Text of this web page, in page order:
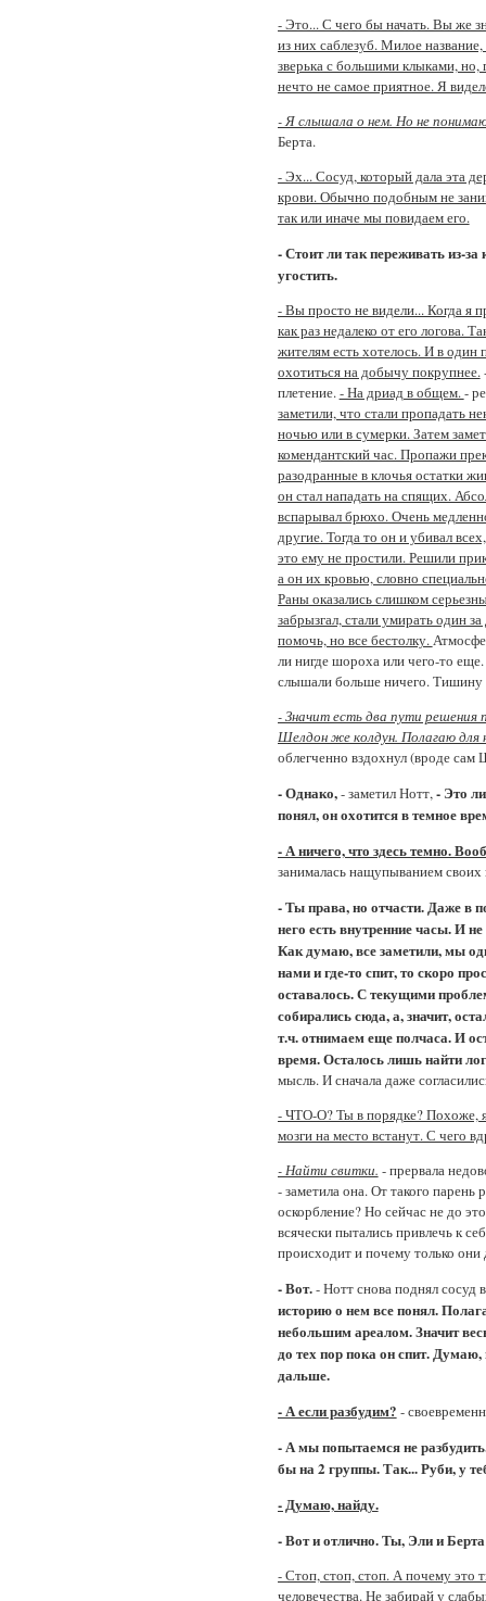
- Это... С чего бы начать. Вы же
из них саблезуб. Милое
зверька с большими клыками, но,
нечто не самое приятное. Я
- Я слышала о нем. Но не
Берта.
- Эх... Сосуд, который дала эта
крови. Обычно подобным не
так или иначе мы повидаем его.
- Стоит ли так переживать из-
угостить.
- Вы просто не видели... Когда я
как раз недалеко от его логова.
жителям есть хотелось. И в один
охотиться на добычу покрупнее.
плетение.- На дриад в общем.-
заметили, что стали пропадать
ночью или в сумерки. Затем
комендантский час. Пропажи
разодранные в клочья остатки
он стал нападать на спящих.
вспарывал брюхо. Очень
другие. Тогда то он и убивал
это ему не простили. Решили
а он их кровью, словно
Раны оказались слишком
забрызгал, стали умирать один
помочь, но все бестолку.
ли нигде шороха или чего-то
слышали больше ничего. Тишину
- Значит есть два пути решения
Шелдон же колдун. Полагаю для
облегченно вздохнул (вроде сам
- Однако,- заметил Нотт,- Это
понял, он охотится в темное
- А ничего, что здесь темно.
занималась нащупыванием своих
- Ты права, но отчасти. Даже в
него есть внутренние часы. И
Как думаю, все заметили, мы
нами и где-то спит, то скоро
оставалось. С текущими
собирались сюда, а, значит,
т.ч. отнимаем еще полчаса. И
время. Осталось лишь найти
мысль. И сначала даже
- ЧТО-О? Ты в порядке? Похоже,
мозги на место встанут. С чего
- Найти свитки. - прервала
- заметила она. От такого парень
оскорбление? Но сейчас не до
всячески пытались привлечь к
происходит и почему только они
- Вот.- Нотт снова поднял сосуд
историю о нем все понял.
небольшим ареалом. Значит
до тех пор пока он спит.
дальше.
- А если разбудим? -
- А мы попытаемся не
бы на 2 группы. Так... Руби, у
- Думаю, найду.
- Вот и отлично. Ты, Эли и
- Стоп, стоп, стоп. А почему это
человечества. Не забирай у